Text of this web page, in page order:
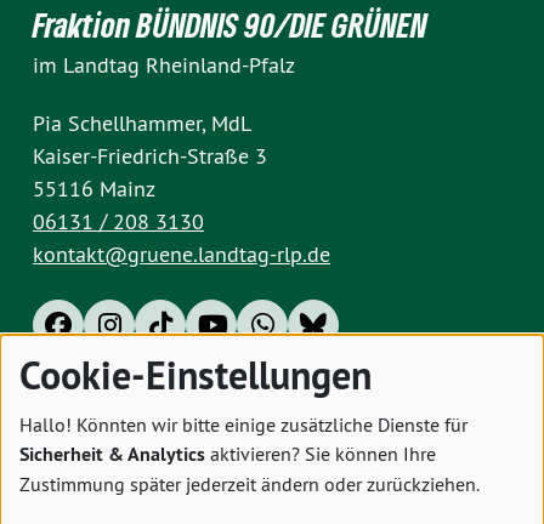
Fraktion BÜNDNIS 90/DIE GRÜNEN
im Landtag Rheinland-Pfalz
Pia Schellhammer, MdL
Kaiser-Friedrich-Straße 3
55116 Mainz
06131 / 208 3130
kontakt@gruene.landtag-rlp.de
Impressum Datenschutz Cookies
Cookie-Einstellungen
Hallo! Könnten wir bitte einige zusätzliche Dienste für
Sicherheit & Analytics aktivieren? Sie können Ihre
Zustimmung später jederzeit ändern oder zurückziehen.